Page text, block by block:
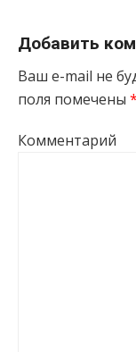
Добавить
Ваш e-mail не
поля помечены *
Комментарий